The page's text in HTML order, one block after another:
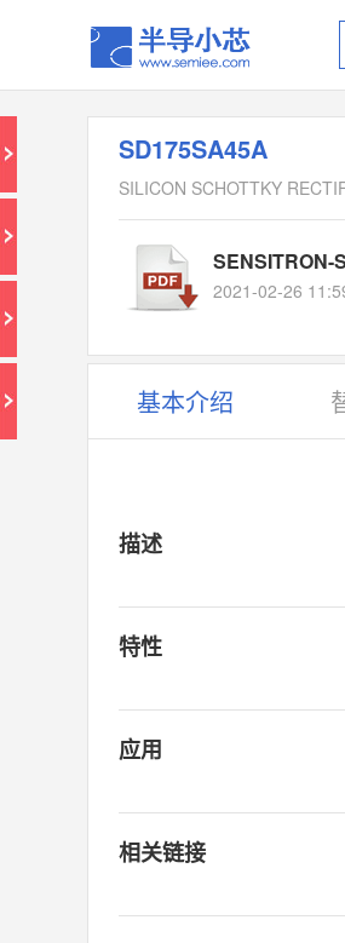
SD175SA45A
SILICON SCHOTTKY
SENSITRON-
2021-02-26
基本介绍
描述
特性
应用
相关链接